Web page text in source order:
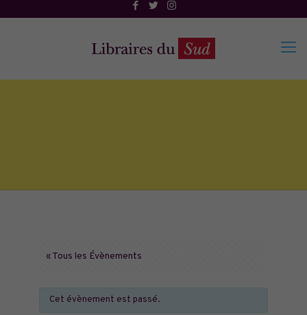
« Tous les Évènements
Cet évènement est passé.